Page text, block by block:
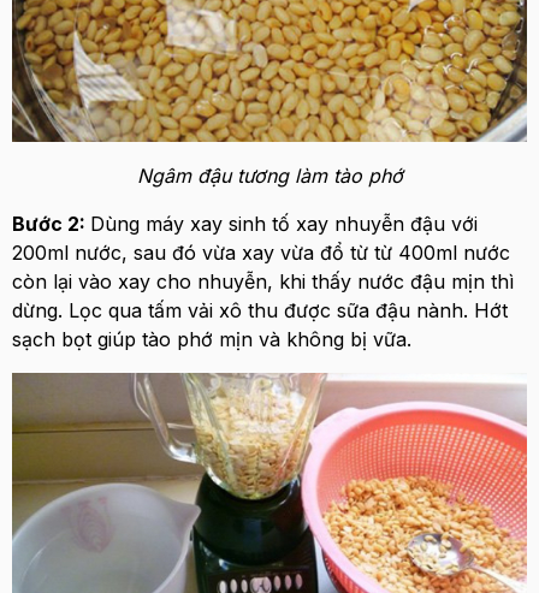
Ngâm đậu tương làm tào phớ
Bước 2: Dùng máy xay sinh tố xay nhuyễn đậu với
200ml nước, sau đó vừa xay vừa đổ từ từ 400ml nước
còn lại vào xay cho nhuyễn, khi thấy nước đậu mịn thì
dừng. Lọc qua tấm vải xô thu được sữa đậu nành. Hớt
sạch bọt giúp tào phớ mịn và không bị vữa.